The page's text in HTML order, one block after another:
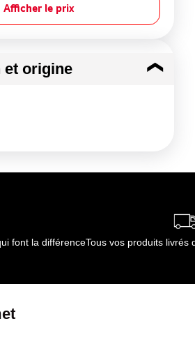
Afficher le prix
et origine
font la différenceTous vos produits livrés